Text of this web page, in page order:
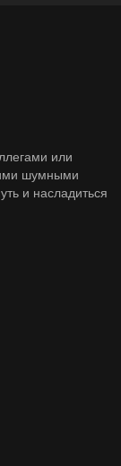
или
шумными
и насладиться